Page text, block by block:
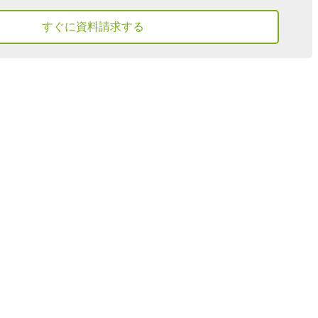
すぐに資料請求する